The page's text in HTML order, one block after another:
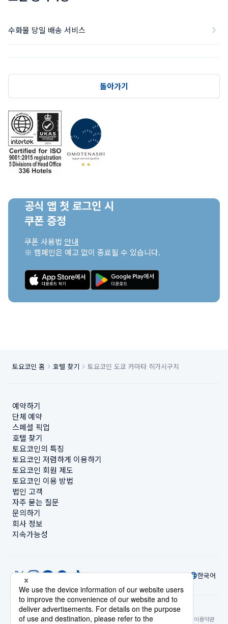
수화물 당일 배송 서비스
돌아가기
공식 앱 첫 로그인 시
쿠폰 증정
쿠폰 사용법 안내
※ 캠페인은 예고 없이 종료될 수 있습니다.
토요코인 홈 호텔 찾기 토요코인 도쿄 카마타 히가시구치
예약하기
단체 예약
스페셜 픽업
호텔 찾기
토요코인의 특징
토요코인 저렴하게 이용하기
토요코인 회원 제도
토요코인 이용 방법
법인 고객
자주 묻는 질문
문의하기
회사 정보
지속가능성
한국어
© Toyoko Inn Co., Ltd.
개인정보 설정개인정보 보호정책특정상거래법에 관한 표기사이트 정책
숙박시설 이용약관